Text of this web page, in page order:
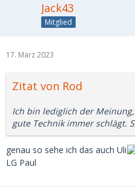
Jack43
Mitglied
17. März 2023
Zitat von Rod
Ich bin lediglich der
gute Technik immer schlägt.
genau so sehe ich das auch Uli
LG Paul